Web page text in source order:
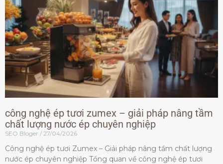
công nghệ ép tươi zumex – giải pháp nâng tầm
chất lượng nước ép chuyên nghiệp
SEO Bloger 27/04/2026
Công nghệ ép tươi Zumex – Giải pháp nâng tầm chất lượng
nước ép chuyên nghiệp Tổng quan về công nghệ ép tươi